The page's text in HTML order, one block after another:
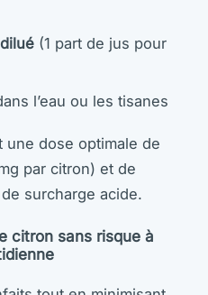
(1 part de jus pour
l’eau ou les tisanes
une dose optimale de
par citron) et de
surcharge acide.
citron sans risque à